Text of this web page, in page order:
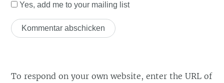
Yes, add me to your mailing list
To respond on your own website, enter the URL of